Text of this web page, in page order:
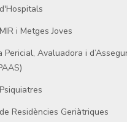
i Metges Joves
Pericial, Avaluadora i
Residències Geriàtriques